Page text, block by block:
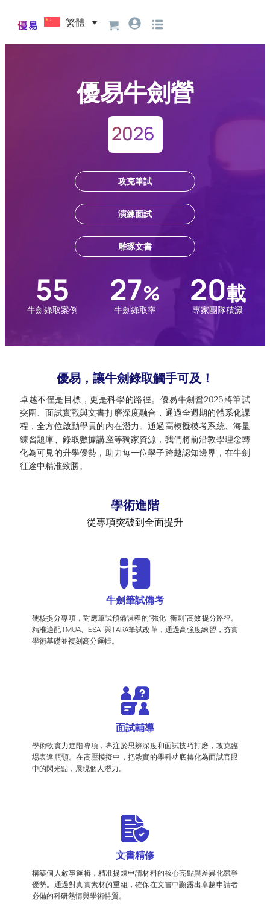
繁體
優易牛劍營
2026
攻克筆試
演練面試
雕琢文書
牛劍錄取案例
55
牛劍錄取率
27%
專家團隊積澱
20載
優易，讓牛劍錄取觸手可及！
卓越不僅是目標，更是科學的路徑。優易牛劍營2026將筆試
突圍、面試實戰與文書打磨深度融合，通過全週期的體系化課
程，全方位啟動學員的內在潛力。通過高模擬模考系統、海量
練習題庫、錄取數據講座等獨家資源，我們將前沿教學理念轉
化為可見的升學優勢，助力每一位學子跨越認知邊界，在牛劍
征途中精准致勝。
學術進階
從專項突破到全面提升
牛劍筆試備考
硬核提分專項，對應筆試預備課程的“強化+衝刺”高效提分路徑。
精准適配TMUA、ESAT與TARA筆試改革，通過高強度練習，夯實
學術基礎並複刻高分邏輯。
面試輔導
學術軟實力進階專項，專注於思辨深度和面試技巧打磨，攻克臨
場表達瓶頸。在高壓模擬中，把紮實的學科功底轉化為面試官眼
中的閃光點，展現個人潛力。
文書精修
構築個人敘事邏輯，精准提煉申請材料的核心亮點與差異化競爭
優勢。通過對真實素材的重組，確保在文書中顯露出卓越申請者
必備的科研熱情與學術特質。